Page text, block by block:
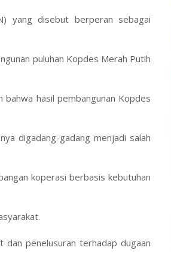
yang disebut berperan sebagai
puluhan Kopdes Merah Putih
hasil pembangunan Kopdes
digadang-gadang menjadi salah
koperasi berbasis kebutuhan
penelusuran terhadap dugaan